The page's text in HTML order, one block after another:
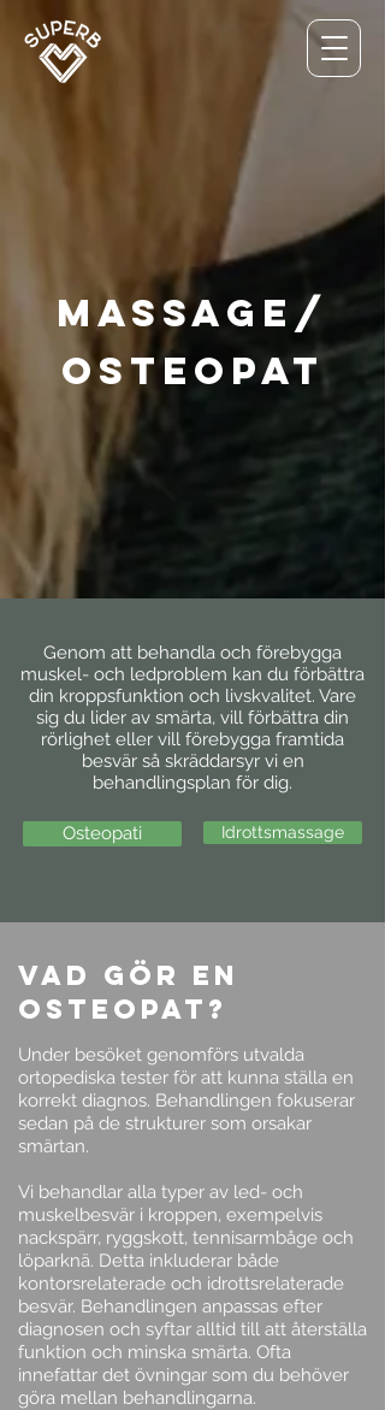
Massage/
Osteopat
Genom att behandla och förebygga
muskel- och ledproblem kan du förbättra
din kroppsfunktion och livskvalitet. Vare
sig du lider av smärta, vill förbättra din
rörlighet eller vill förebygga framtida
besvär så skräddarsyr vi en
behandlingsplan för dig.
Osteopati Idrottsmassage
Vad gör en
osteopat?
Under besöket genomförs utvalda
ortopediska tester för att kunna ställa en
korrekt diagnos. Behandlingen fokuserar
sedan på de strukturer som orsakar
smärtan.
Vi behandlar alla typer av led- och
muskelbesvär i kroppen, exempelvis
nackspärr, ryggskott, tennisarmbåge och
löparknä. Detta inkluderar både
kontorsrelaterade och idrottsrelaterade
besvär. Behandlingen anpassas efter
diagnosen och syftar alltid till att återställa
funktion och minska smärta. Ofta
innefattar det övningar som du behöver
göra mellan behandlingarna.